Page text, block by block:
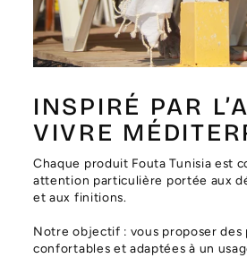
INSPIRÉ PAR
VIVRE
Chaque produit Fouta Tunisia est
attention particulière portée aux
et aux finitions.
Notre objectif : vous proposer des
confortables et adaptées à un